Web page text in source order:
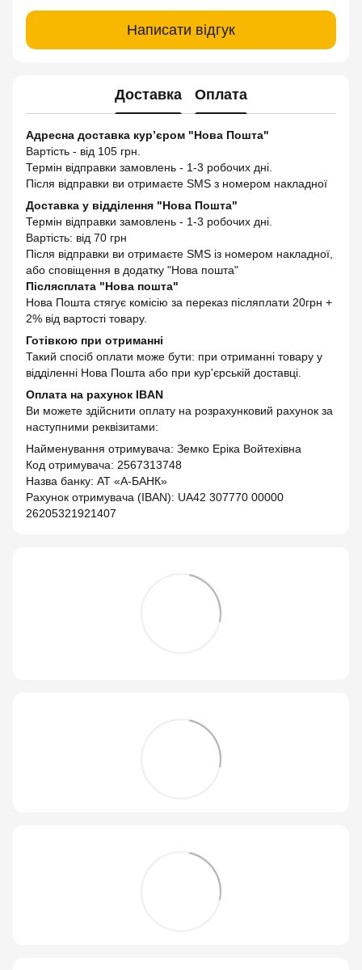
Написати відгук
Доставка Оплата
Адресна доставка кур’єром "Нова Пошта"
Вартість - від 105 грн.
Термін відправки замовлень - 1-3 робочих дні.
Після відправки ви отримаєте SMS з номером накладної
Доставка у відділення "Нова Пошта"
Термін відправки замовлень - 1-3 робочих дні.
Вартість: від 70 грн
Після відправки ви отримаєте SMS із номером накладної,
або сповіщення в додатку "Нова пошта"
Післясплата "Нова пошта"
Нова Пошта стягує комісію за переказ післяплати 20грн +
2% від вартості товару.
Готівкою при отриманні
Такий спосіб оплати може бути: при отриманні товару у
відділенні Нова Пошта або при кур'єрській доставці.
Оплата на рахунок IBAN
Ви можете здійснити оплату на розрахунковий рахунок за
наступними реквізитами:
Найменування отримувача: Земко Еріка Войтехівна
Код отримувача: 2567313748
Назва банку: АТ «А-БАНК»
Рахунок отримувача (IBAN): UA42 307770 00000
26205321921407